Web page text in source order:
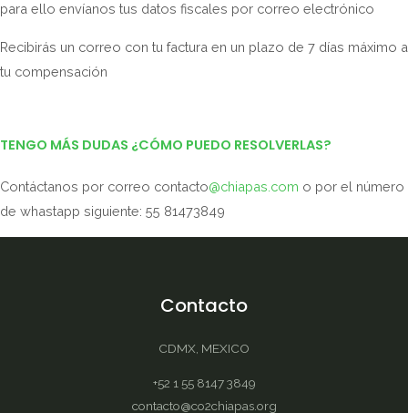
para ello envíanos tus datos fiscales por correo electrónico
Recibirás un correo con tu factura en un plazo de 7 días máximo a
tu compensación
TENGO MÁS DUDAS ¿CÓMO PUEDO RESOLVERLAS?
Contáctanos por correo contacto@chiapas.com o por el número
de whastapp siguiente: 55 81473849
Contacto
CDMX, MEXICO
+52 1 55 8147 3849
contacto@co2chiapas.org